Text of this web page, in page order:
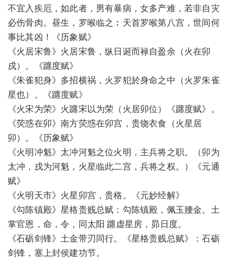
不宜入疾厄，如此者，男有暴病，女多产难，若非自灾
必伤骨肉。昼生，罗喉临之︰天首罗喉第八宫，世间何
事比其凶！《历象赋》
《火居宋鲁》火居宋鲁，纵日诞而禄自盈余（火在卯
戌）。《躔度赋》
《朱雀犯身》多招横祸，火罗犯於身命之中（火罗朱雀
星也）。《躔度赋》
《火宋为荣》火躔宋以为荣（火居卯位）《躔度赋》。
《荧惑在卯》南方荧惑在卯宫，贵饶衣食（火星居
卯）。《历象赋》
《火明冲魁》太冲河魁之位火明，主兵将之职。（卯为
太冲，戌为河魁，火星临此二宫，兵将之权。）《元通
赋》
《火明天市》火星卯宫，贵格。《元妙经解》
《勾陈镇殿》星格贵贱总赋：勾陈镇殿，佩玉腰金。土
掌官恩，命，令，同太阳 躔虚星房，昴日度。
《石砺剑锋》土金带刃同行。《星格贵贱总赋》：石砺
剑锋，塞上封侯建功节。